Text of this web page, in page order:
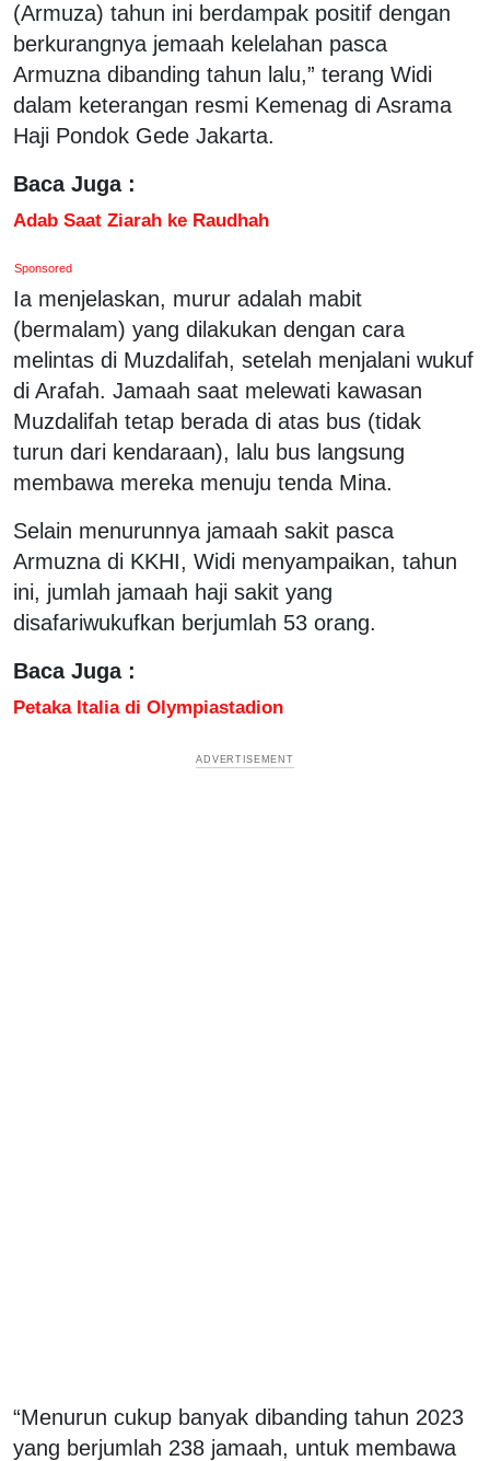
(Armuza) tahun ini berdampak positif dengan
berkurangnya jemaah kelelahan pasca
Armuzna dibanding tahun lalu,” terang Widi
dalam keterangan resmi Kemenag di Asrama
Haji Pondok Gede Jakarta.
Baca Juga :
Adab Saat Ziarah ke Raudhah
Sponsored
Ia menjelaskan, murur adalah mabit
(bermalam) yang dilakukan dengan cara
melintas di Muzdalifah, setelah menjalani wukuf
di Arafah. Jamaah saat melewati kawasan
Muzdalifah tetap berada di atas bus (tidak
turun dari kendaraan), lalu bus langsung
membawa mereka menuju tenda Mina.
Selain menurunnya jamaah sakit pasca
Armuzna di KKHI, Widi menyampaikan, tahun
ini, jumlah jamaah haji sakit yang
disafariwukufkan berjumlah 53 orang.
Baca Juga :
Petaka Italia di Olympiastadion
“Menurun cukup banyak dibanding tahun 2023
yang berjumlah 238 jamaah, untuk membawa